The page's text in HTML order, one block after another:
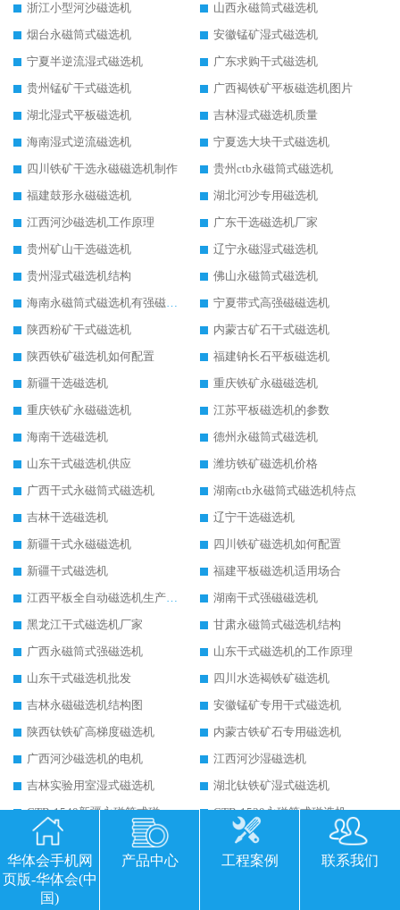
浙江小型河沙磁选机
山西永磁筒式磁选机
烟台永磁筒式磁选机
安徽锰矿湿式磁选机
宁夏半逆流湿式磁选机
广东求购干式磁选机
贵州锰矿干式磁选机
广西褐铁矿平板磁选机图片
湖北湿式平板磁选机
吉林湿式磁选机质量
海南湿式逆流磁选机
宁夏选大块干式磁选机
四川铁矿干选永磁磁选机制作
贵州ctb永磁筒式磁选机
福建鼓形永磁磁选机
湖北河沙专用磁选机
江西河沙磁选机工作原理
广东干选磁选机厂家
贵州矿山干选磁选机
辽宁永磁湿式磁选机
贵州湿式磁选机结构
佛山永磁筒式磁选机
海南永磁筒式磁选机有强磁的吗
宁夏带式高强磁磁选机
陕西粉矿干式磁选机
内蒙古矿石干式磁选机
陕西铁矿磁选机如何配置
福建钠长石平板磁选机
新疆干选磁选机
重庆铁矿永磁磁选机
重庆铁矿永磁磁选机
江苏平板磁选机的参数
海南干选磁选机
德州永磁筒式磁选机
山东干式磁选机供应
潍坊铁矿磁选机价格
广西干式永磁筒式磁选机
湖南ctb永磁筒式磁选机特点
吉林干选磁选机
辽宁干选磁选机
新疆干式永磁磁选机
四川铁矿磁选机如何配置
新疆干式磁选机
福建平板磁选机适用场合
江西平板全自动磁选机生产厂家
湖南干式强磁磁选机
黑龙江干式磁选机厂家
甘肃永磁筒式磁选机结构
广西永磁筒式强磁选机
山东干式磁选机的工作原理
山东干式磁选机批发
四川水选褐铁矿磁选机
吉林永磁磁选机结构图
安徽锰矿专用干式磁选机
陕西钛铁矿高梯度磁选机
内蒙古铁矿石专用磁选机
广西河沙磁选机的电机
江西河沙湿磁选机
吉林实验用室湿式磁选机
湖北钛铁矿湿式磁选机
CTB-1540新疆永磁筒式磁选机
CTB-1530永磁筒式磁选机代理商
宁夏永磁高梯度平板磁选机
四川平板磁选机是永磁的吗
青海平板式高强磁磁选机
重庆锰矿湿式磁选机
山东半逆流湿式磁选机
华体会手机网
页版-华体会(中
国)
产品中心 工程案例 联系我们